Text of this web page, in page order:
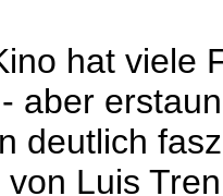
hat viele
aber
deutlich
Luis